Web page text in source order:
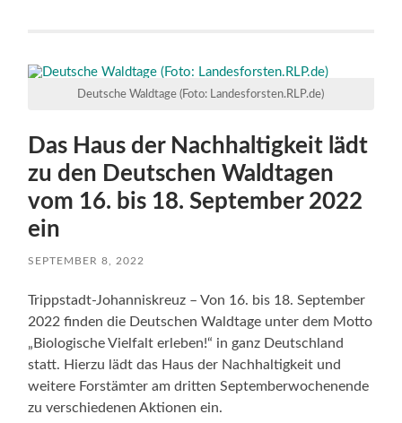
Deutsche Waldtage (Foto: Landesforsten.RLP.de)
Das Haus der Nachhaltigkeit lädt
zu den Deutschen Waldtagen
vom 16. bis 18. September 2022
ein
SEPTEMBER 8, 2022
Trippstadt-Johanniskreuz – Von 16. bis 18. September
2022 finden die Deutschen Waldtage unter dem Motto
„Biologische Vielfalt erleben!“ in ganz Deutschland
statt. Hierzu lädt das Haus der Nachhaltigkeit und
weitere Forstämter am dritten Septemberwochenende
zu verschiedenen Aktionen ein.